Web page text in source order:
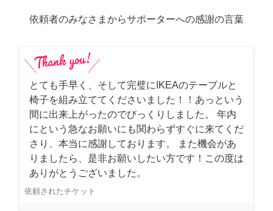
依頼者のみなさまからサポーターへの感謝の言葉
とても手早く、そして完璧にIKEAのテーブルと
椅子を組み立ててくださいました！！あっという
間に出来上がったのでびっくりしました。 年内
にという急なお願いにも関わらずすぐに来てくだ
さり、本当に感謝しております。 また機会があ
りましたら、是非お願いしたい方です！この度は
ありがとうございました。
依頼されたチケット